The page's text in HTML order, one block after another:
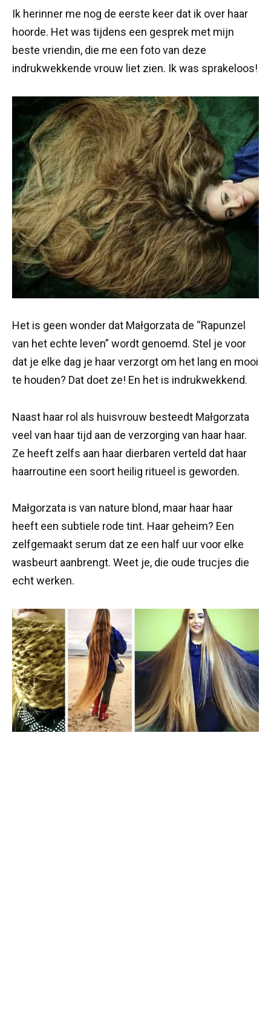
Ik herinner me nog de eerste keer dat ik over haar
hoorde. Het was tijdens een gesprek met mijn
beste vriendin, die me een foto van deze
indrukwekkende vrouw liet zien. Ik was sprakeloos!
Het is geen wonder dat Małgorzata de “Rapunzel
van het echte leven” wordt genoemd. Stel je voor
dat je elke dag je haar verzorgt om het lang en mooi
te houden? Dat doet ze! En het is indrukwekkend.
Naast haar rol als huisvrouw besteedt Małgorzata
veel van haar tijd aan de verzorging van haar haar.
Ze heeft zelfs aan haar dierbaren verteld dat haar
haarroutine een soort heilig ritueel is geworden.
Małgorzata is van nature blond, maar haar haar
heeft een subtiele rode tint. Haar geheim? Een
zelfgemaakt serum dat ze een half uur voor elke
wasbeurt aanbrengt. Weet je, die oude trucjes die
echt werken.